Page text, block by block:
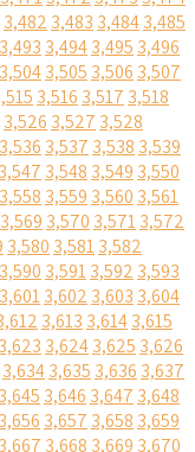
3,482 3,483 3,4843,485
3,493 3,4943,495 3,496
3,5043,505 3,506 3,507
3,516 3,517 3,518
3,526 3,527 3,528
3,536 3,537 3,538 3,539
3,547 3,548 3,549 3,550
3,558 3,559 3,560 3,561
3,569 3,570 3,5713,572
3,580 3,5813,582
3,590 3,5913,592 3,593
3,6013,602 3,603 3,604
3,613 3,6143,615
3,623 3,6243,625 3,626
3,6343,635 3,636 3,637
3,645 3,646 3,647 3,648
3,656 3,657 3,658 3,659
3,667 3,668 3,669 3,670